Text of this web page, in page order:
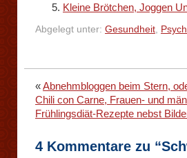
Kleine Brötchen, Joggen
Abgelegt unter: Gesundheit,
«Abnehmbloggen beim Stern,
Chili con Carne, Frauen- und
Frühlingsdiät-Rezepte nebst
4 Kommentare zu